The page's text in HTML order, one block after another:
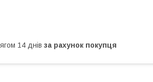
14 днів за рахунок покупця